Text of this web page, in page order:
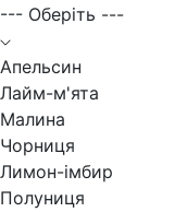
--- Оберіть ---
Апельсин
Лайм-м'ята
Малина
Чорниця
Лимон-імбир
Полуниця